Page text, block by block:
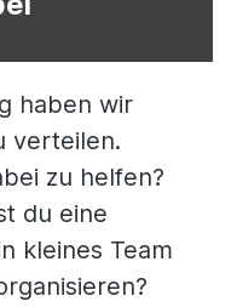
haben wir
verteilen.
zu helfen?
du eine
kleines Team